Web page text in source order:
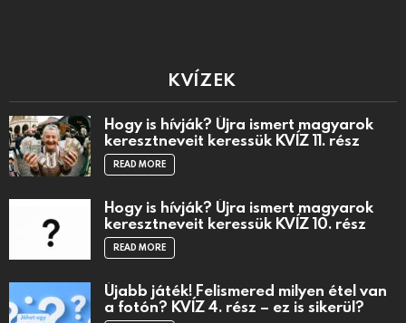
KVÍZEK
Hogy is hívják? Újra ismert magyarok
keresztneveit keressük KVÍZ 11. rész
READ MORE
Hogy is hívják? Újra ismert magyarok
keresztneveit keressük KVÍZ 10. rész
READ MORE
Újabb játék! Felismered milyen étel van
a fotón? KVÍZ 4. rész – ez is sikerül?